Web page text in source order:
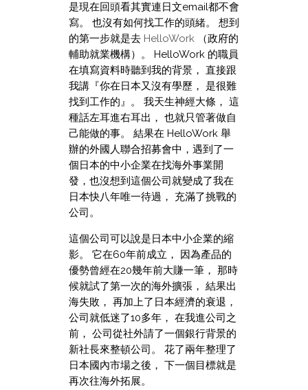
是現在回頭看其實連日文email都不會
寫。 也沒有如何找工作的頭緒。 想到
的第一步就是去 HelloWork （政府的
輔助就業機構）。 HelloWork 的職員
在填寫資料時聽到我的背景， 直接跟
我講『你在日本又沒有學歷， 是很難
找到工作的』。 我天生神經大條， 這
種話左耳進右耳出， 也就只管著做自
己能做的事。 結果在 HelloWork 舉
辦的外國人聯合招募會中，遇到了一
個日本的中小企業在找海外事業開
發，也沒想到這個公司就變成了我在
日本快八年唯一待過， 充滿了挑戰的
公司。
這個公司可以說是日本中小企業的縮
影。 它在60年前成立， 因為產品的
優勢曾經在20幾年前大賺一筆， 那時
候就試了第一次的海外擴張， 結果出
海失敗， 再加上了日本經濟的衰退，
公司就低迷了10多年， 在我進公司之
前， 公司從社外請了一個銀行背景的
新社長來整頓公司。 花了兩年整理了
日本國內市場之後， 下一個目標就是
再次往海外拓展。